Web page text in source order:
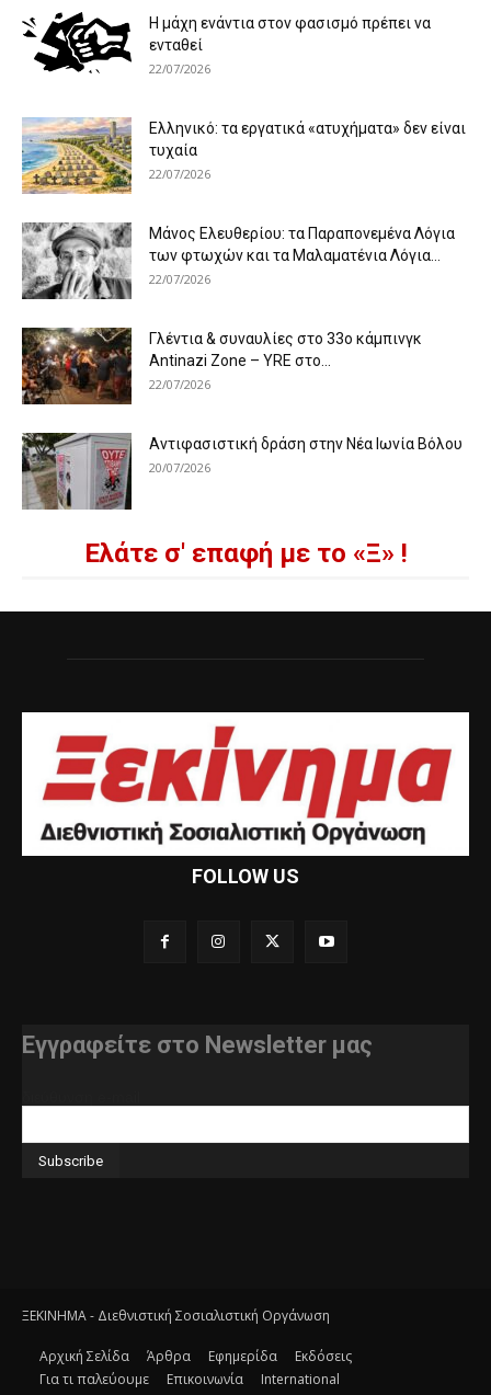
Η μάχη ενάντια στον φασισμό πρέπει να
ενταθεί
22/07/2026
Ελληνικό: τα εργατικά «ατυχήματα» δεν είναι
τυχαία
22/07/2026
Μάνος Ελευθερίου: τα Παραπονεμένα Λόγια
των φτωχών και τα Μαλαματένια Λόγια...
22/07/2026
Γλέντια & συναυλίες στο 33ο κάμπινγκ
Antinazi Zone – YRE στο...
22/07/2026
Αντιφασιστική δράση στην Νέα Ιωνία Βόλου
20/07/2026
Ελάτε σ' επαφή με το «Ξ» !
FOLLOW US
Εγγραφείτε στο Newsletter μας
ΞΕΚΙΝΗΜΑ - Διεθνιστική Σοσιαλιστική Οργάνωση
Αρχική Σελίδα Άρθρα Εφημερίδα
Εκδόσεις
Για τι παλεύουμε
Επικοινωνία International